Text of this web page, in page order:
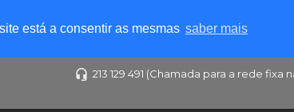
está a consentir as mesmas saber mais
213 129 491 (Chamada para a rede fixa